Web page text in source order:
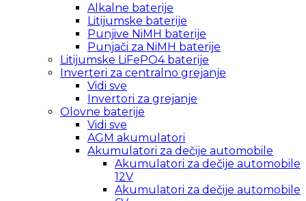
Alkalne baterije
Litijumske baterije
Punjive NiMH baterije
Punjači za NiMH baterije
Litijumske LiFePO4 baterije
Inverteri za centralno grejanje
Vidi sve
Invertori za grejanje
Olovne baterije
Vidi sve
AGM akumulatori
Akumulatori za dečije automobile
Akumulatori za dečije automobile
12V
Akumulatori za dečije automobile